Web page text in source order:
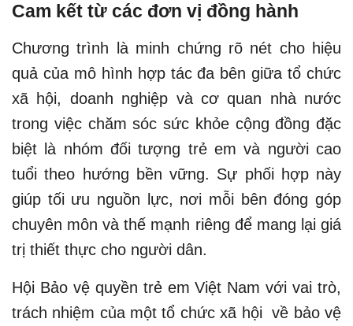
Cam kết từ các đơn vị đồng hành
Chương trình là minh chứng rõ nét cho hiệu
quả của mô hình hợp tác đa bên giữa tổ chức
xã hội, doanh nghiệp và cơ quan nhà nước
trong việc chăm sóc sức khỏe cộng đồng đặc
biệt là nhóm đối tượng trẻ em và người cao
tuổi theo hướng bền vững. Sự phối hợp này
giúp tối ưu nguồn lực, nơi mỗi bên đóng góp
chuyên môn và thế mạnh riêng để mang lại giá
trị thiết thực cho người dân.
Hội Bảo vệ quyền trẻ em Việt Nam với vai trò,
trách nhiệm của một tổ chức xã hội về bảo vệ